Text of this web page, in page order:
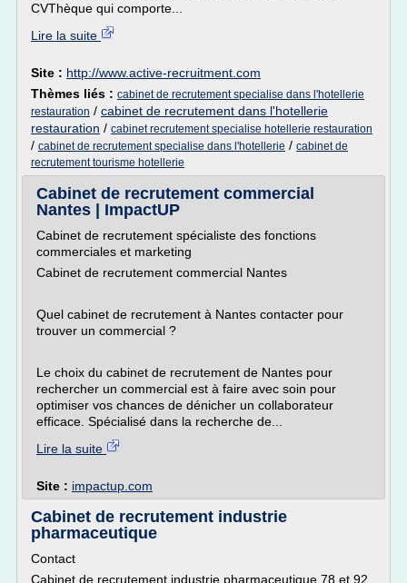
CVThèque qui comporte...
Lire la suite
Site : http://www.active-recruitment.com
Thèmes liés : cabinet de recrutement specialise dans l'hotellerie
restauration / cabinet de recrutement dans l'hotellerie
restauration / cabinet recrutement specialise hotellerie restauration
/ cabinet de recrutement specialise dans l'hotellerie / cabinet de
recrutement tourisme hotellerie
Cabinet de recrutement commercial
Nantes | ImpactUP
Cabinet de recrutement spécialiste des fonctions
commerciales et marketing
Cabinet de recrutement commercial Nantes
Quel cabinet de recrutement à Nantes contacter pour
trouver un commercial ?
Le choix du cabinet de recrutement de Nantes pour
rechercher un commercial est à faire avec soin pour
optimiser vos chances de dénicher un collaborateur
efficace. Spécialisé dans la recherche de...
Lire la suite
Site : impactup.com
Cabinet de recrutement industrie
pharmaceutique
Contact
Cabinet de recrutement industrie pharmaceutique 78 et 92